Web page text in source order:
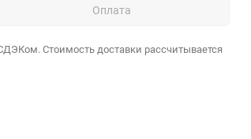
Оплата
Стоимость доставки рассчитывается